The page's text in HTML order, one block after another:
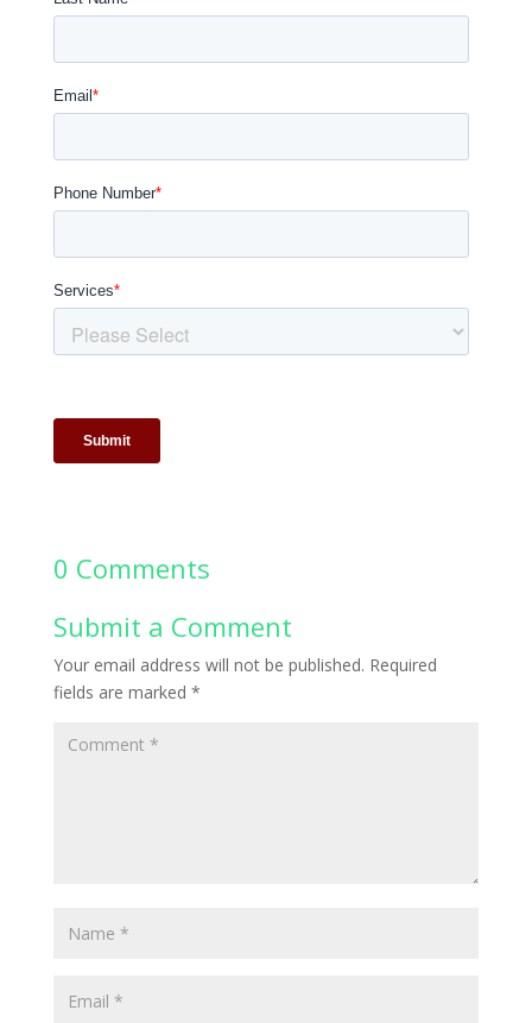
0 Comments
Submit a Comment
Your email address will not be published. Required
fields are marked *